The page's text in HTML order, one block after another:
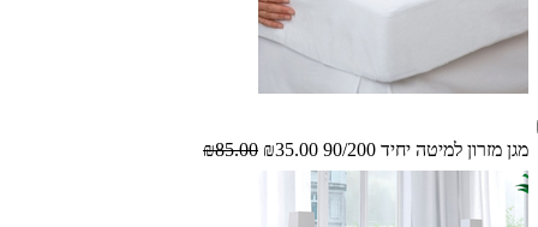
מגן מזרון למיטה יחיד 90/200 ₪35.00
₪85.00